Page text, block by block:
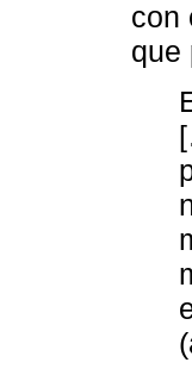
con
que